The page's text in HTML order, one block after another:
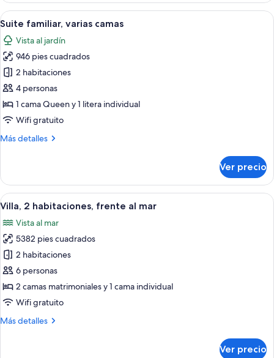
a
la
alberca
camas
individuales,
acceso
a
la
alberca
Abrir
todas
las
fotos
de
Suite
familiar,
varias
Habitación de hotel moderna con
6
Suite familiar, varias camas
Vista al jardín
946 pies cuadrados
2 habitaciones
4 personas
1 cama Queen y 1 litera individual
Wifi gratuito
Más detalles
Más
familiar,
varias
camas
Ver precio
Abrir
todas
las
fotos
de
Villa,
2
habitaciones,
frente
al
Una piscina con vista al mar,
6
Villa, 2 habitaciones, frente al mar
Vista al mar
5382 pies cuadrados
2 habitaciones
6 personas
2 camas matrimoniales y 1 cama individual
Wifi gratuito
Más detalles
Más
Ver precio